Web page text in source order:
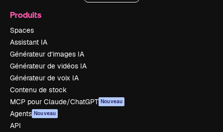
Produits
Spaces
Assistant IA
Générateur d’images IA
Générateur de vidéos IA
Générateur de voix IA
Contenu de stock
MCP pour Claude/ChatGPT Nouveau
Agents Nouveau
API